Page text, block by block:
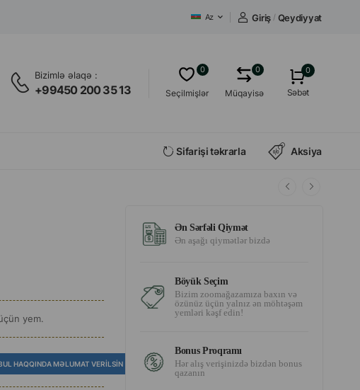
Az Giriş / Qeydiyyat
Bizimlə əlaqə :
+99450 200 35 13 Seçilmişlər
0
Müqayisə
0 0
Səbət
Sifarişi təkrarla Aksiya
yem.
HAQQINDA MƏLUMAT VERILSIN
Ən Sərfəli Qiymət
Ən aşağı qiymətlər bizdə
Böyük Seçim
Bizim zoomağazamıza baxın və
özünüz üçün yalnız ən möhtəşəm
yemləri kəşf edin!
Bonus Proqramı
Hər alış verişinizdə bizdən bonus
qazanın